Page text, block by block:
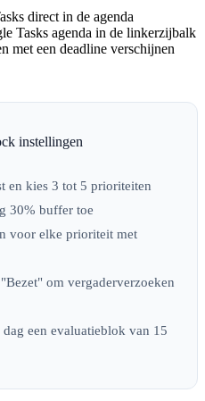
direct in de agenda
Tasks agenda in de linkerzijbalk
met een deadline verschijnen
instellingen
en kies 3 tot 5 prioriteiten
30% buffer toe
voor elke prioriteit met
om vergaderverzoeken
een evaluatieblok van 15